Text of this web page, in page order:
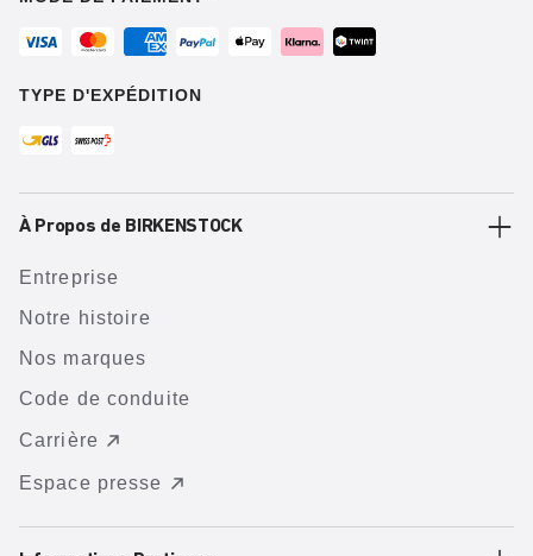
TYPE D'EXPÉDITION
À Propos de BIRKENSTOCK
Entreprise
Notre histoire
Nos marques
Code de conduite
Carrière
Espace presse